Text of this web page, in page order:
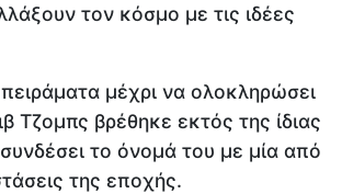
τον κόσμο με τις ιδέες
μέχρι να ολοκληρώσει
Τζομπς βρέθηκε εκτός της ίδιας
συνδέσει το όνομά του με μία από
της εποχής.